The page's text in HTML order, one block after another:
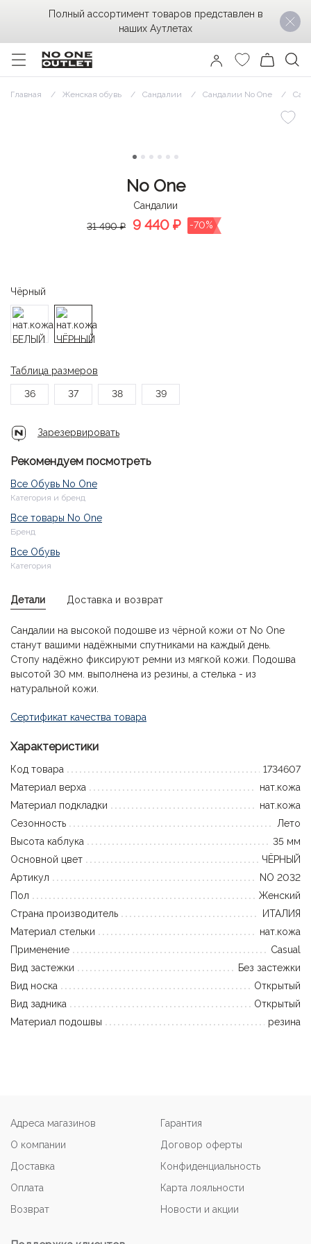
Главная Женская обувь Сандалии Сандалии No One
No One
Сандалии
31 490 ₽
9 440 ₽ -70%
Чёрный
Таблица размеров
36 37 38 39
Зарезервировать
Рекомендуем посмотреть
Все Обувь No One
Категория и бренд
Все товары No One
Бренд
Все Обувь
Категория
Детали Доставка и возврат
Сандалии на высокой подошве из чёрной кожи от No One
станут вашими надёжными спутниками на каждый день.
Стопу надёжно фиксируют ремни из мягкой кожи. Подошва
высотой 30 мм. выполнена из резины, а стелька - из
натуральной кожи.
Сертификат качества товара
Характеристики
Код товара
1734607
Материал верха
нат.кожа
Материал подкладки
нат.кожа
Сезонность
Лето
Высота каблука
35 мм
Основной цвет
ЧЁРНЫЙ
Артикул
NO 2032
Пол
Женский
Страна производитель
ИТАЛИЯ
Материал стельки
нат.кожа
Применение
Casual
Вид застежки
Без застежки
Вид носка
Открытый
Вид задника
Открытый
Материал подошвы
резина
Полный ассортимент товаров представлен в
наших Аутлетах
Адреса магазинов
О компании
Доставка
Оплата
Возврат
Гарантия
Договор оферты
Конфиденциальность
Карта лояльности
Новости и акции